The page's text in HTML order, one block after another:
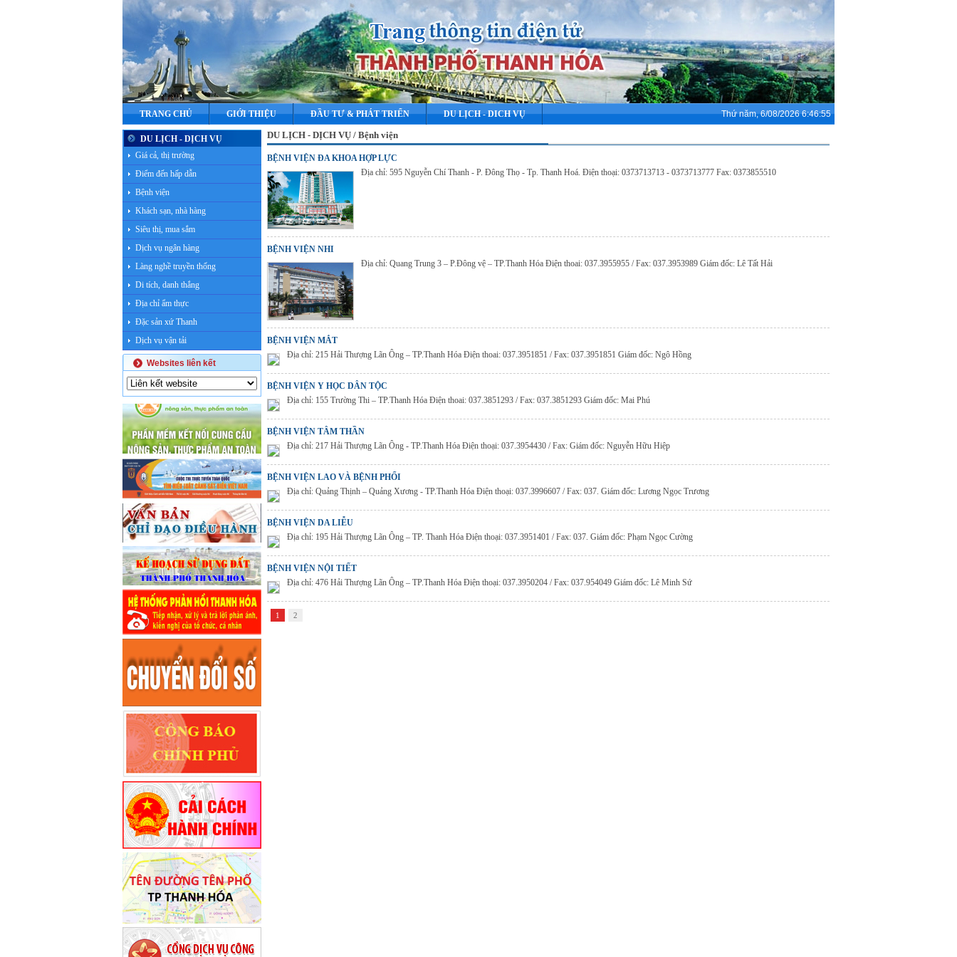
TRANG CHỦ GIỚI THIỆU ĐẦU TƯ & PHÁT TRIỂN DU LỊCH - DICH VỤ Thứ năm, 6/08/2026 6:46:56
DU LỊCH - DỊCH VỤ
Giá cả, thị trường
Điểm đến hấp dẫn
Bệnh viện
Khách sạn, nhà hàng
Siêu thị, mua sắm
Dịch vụ ngân hàng
Làng nghề truyền thống
Di tích, danh thắng
Địa chỉ ẩm thực
Đặc sản xứ Thanh
Dịch vụ vận tải
Websites liên kết
DU LỊCH - DỊCH VỤ / Bệnh viện
BỆNH VIỆN ĐA KHOA HỢP LỰC
Địa chỉ: 595 Nguyễn Chí Thanh - P. Đông Thọ - Tp. Thanh Hoá. Điện thoại: 0373713713 - 0373713777 Fax: 0373855510
BỆNH VIỆN NHI
Địa chỉ: Quang Trung 3 – P.Đông vệ – TP.Thanh Hóa Điện thoai: 037.3955955 / Fax: 037.3953989 Giám đốc: Lê Tất Hải
BỆNH VIỆN MẮT
Địa chỉ: 215 Hải Thượng Lãn Ông – TP.Thanh Hóa Điện thoai: 037.3951851 / Fax: 037.3951851 Giám đốc: Ngô Hồng
BỆNH VIỆN Y HỌC DÂN TỘC
Địa chỉ: 155 Trường Thi – TP.Thanh Hóa Điện thoai: 037.3851293 / Fax: 037.3851293 Giám đốc: Mai Phú
BỆNH VIỆN TÂM THẦN
Địa chỉ: 217 Hải Thượng Lãn Ông - TP.Thanh Hóa Điện thoại: 037.3954430 / Fax: Giám đốc: Nguyễn Hữu Hiệp
BỆNH VIỆN LAO VÀ BỆNH PHỔI
Địa chỉ: Quảng Thịnh – Quảng Xương - TP.Thanh Hóa Điện thoại: 037.3996607 / Fax: 037. Giám đốc: Lương Ngọc Trương
BỆNH VIỆN DA LIỄU
Địa chỉ: 195 Hải Thượng Lãn Ông – TP. Thanh Hóa Điện thoại: 037.3951401 / Fax: 037. Giám đốc: Phạm Ngọc Cường
BỆNH VIỆN NỘI TIẾT
Địa chỉ: 476 Hải Thượng Lãn Ông – TP.Thanh Hóa Điện thoại: 037.3950204 / Fax: 037.954049 Giám đốc: Lê Minh Sứ
1 2